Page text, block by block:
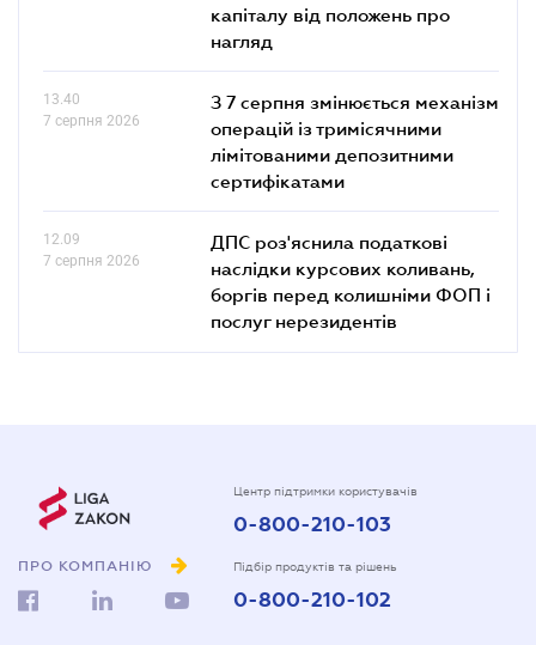
капіталу від положень про
нагляд
13.40
7 серпня 2026
З 7 серпня змінюється механізм
операцій із тримісячними
лімітованими депозитними
сертифікатами
12.09
7 серпня 2026
ДПС роз'яснила податкові
наслідки курсових коливань,
боргів перед колишніми ФОП і
послуг нерезидентів
ПРО КОМПАНІЮ
Центр підтримки користувачів
0-800-210-103
Підбір продуктів та рішень
0-800-210-102